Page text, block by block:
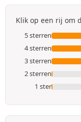
Klik op een rij om
5 sterren
4 sterren
3 sterren
2 sterren
1 ster